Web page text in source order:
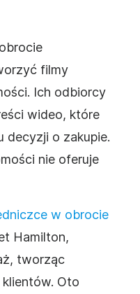
filmy
Ich odbiorcy
wideo, które
decyzji o zakupie.
nie oferuje
w obrocie
Hamilton,
tworząc
klientów. Oto